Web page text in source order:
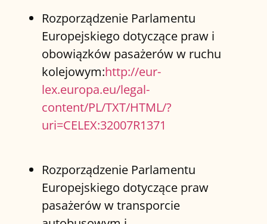
Rozporządzenie Parlamentu
Europejskiego dotyczące praw i
obowiązków pasażerów w ruchu
kolejowym:http://eur-
lex.europa.eu/legal-
content/PL/TXT/HTML/?
uri=CELEX:32007R1371
Rozporządzenie Parlamentu
Europejskiego dotyczące praw
pasażerów w transporcie